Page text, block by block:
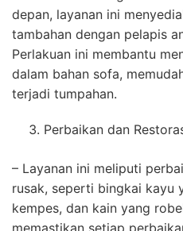
depan, layanan ini
tambahan dengan pelapis
Perlakuan ini membantu
dalam bahan sofa,
terjadi tumpahan.
Perbaikan dan
– Layanan ini meliputi
rusak, seperti bingkai kayu
kempes, dan kain yang
memastikan setiap